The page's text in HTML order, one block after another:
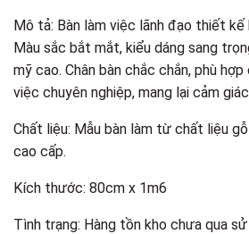
Mô tả: Bàn làm việc lãnh đạo thiết kế
Màu sắc bắt mắt, kiểu dáng sang
mỹ cao. Chân bàn chắc chắn, phù
việc chuyên nghiệp, mang lại cảm
Chất liệu: Mẫu bàn làm từ chất liệu
cao cấp.
Kích thước: 80cm x 1m6
Tình trạng: Hàng tồn kho chưa qua sử